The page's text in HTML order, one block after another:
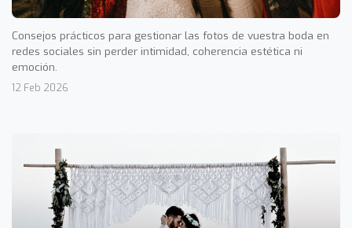
Consejos prácticos para gestionar las fotos de vuestra boda en
redes sociales sin perder intimidad, coherencia estética ni
emoción.
12 Feb 2026